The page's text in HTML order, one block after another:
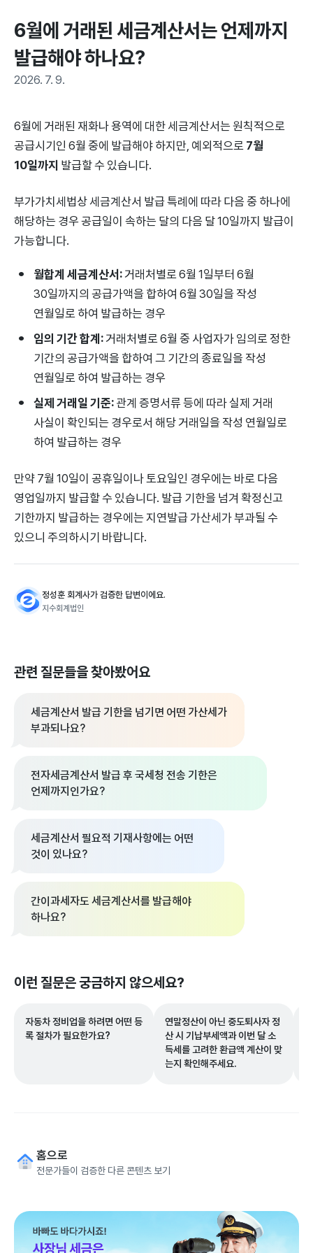
6월에 거래된 세금계산서는 언제까지
발급해야 하나요?
2026. 7. 9.
6월에 거래된 재화나 용역에 대한 세금계산서는 원칙적으로
공급시기인 6월 중에 발급해야 하지만, 예외적으로7월
10일까지 발급할 수 있습니다.
부가가치세법상 세금계산서 발급 특례에 따라 다음 중 하나에
해당하는 경우 공급일이 속하는 달의 다음 달 10일까지 발급이
가능합니다.
월합계 세금계산서:거래처별로 6월 1일부터 6월
30일까지의 공급가액을 합하여 6월 30일을 작성
연월일로 하여 발급하는 경우
임의 기간 합계:거래처별로 6월 중 사업자가 임의로 정한
기간의 공급가액을 합하여 그 기간의 종료일을 작성
연월일로 하여 발급하는 경우
실제 거래일 기준:관계 증명서류 등에 따라 실제 거래
사실이 확인되는 경우로서 해당 거래일을 작성 연월일로
하여 발급하는 경우
만약 7월 10일이 공휴일이나 토요일인 경우에는 바로 다음
영업일까지 발급할 수 있습니다. 발급 기한을 넘겨 확정신고
기한까지 발급하는 경우에는 지연발급 가산세가 부과될 수
있으니 주의하시기 바랍니다.
정성훈 회계사가 검증한 답변이에요.
지수회계법인
관련 질문들을 찾아봤어요
세금계산서 발급 기한을 넘기면 어떤 가산세가
부과되나요?
전자세금계산서 발급 후 국세청 전송 기한은
언제까지인가요?
세금계산서 필요적 기재사항에는 어떤
것이 있나요?
간이과세자도 세금계산서를 발급해야
하나요?
이런 질문은 궁금하지 않으세요?
자동차 정비업을 하려면 어떤 등
록 절차가 필요한가요?
연말정산이 아닌 중도퇴사자 정
산 시 기납부세액과 이번 달 소
득세를 고려한 환급액 계산이 맞
는지 확인해주세요.
홈으로
전문가들이 검증한 다른 콘텐츠 보기